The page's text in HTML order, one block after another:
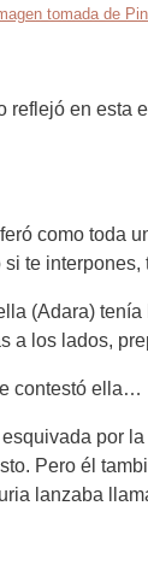
tomada de
en
como toda
te
(Adara)
a los lados,
contestó ella…
por
Pero él
lanzaba